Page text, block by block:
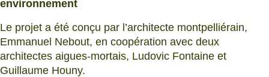
environnement
Le projet a été conçu par l’architecte montpelliérain,
Emmanuel Nebout, en coopération avec deux
architectes aigues-mortais, Ludovic Fontaine et
Guillaume Houny.